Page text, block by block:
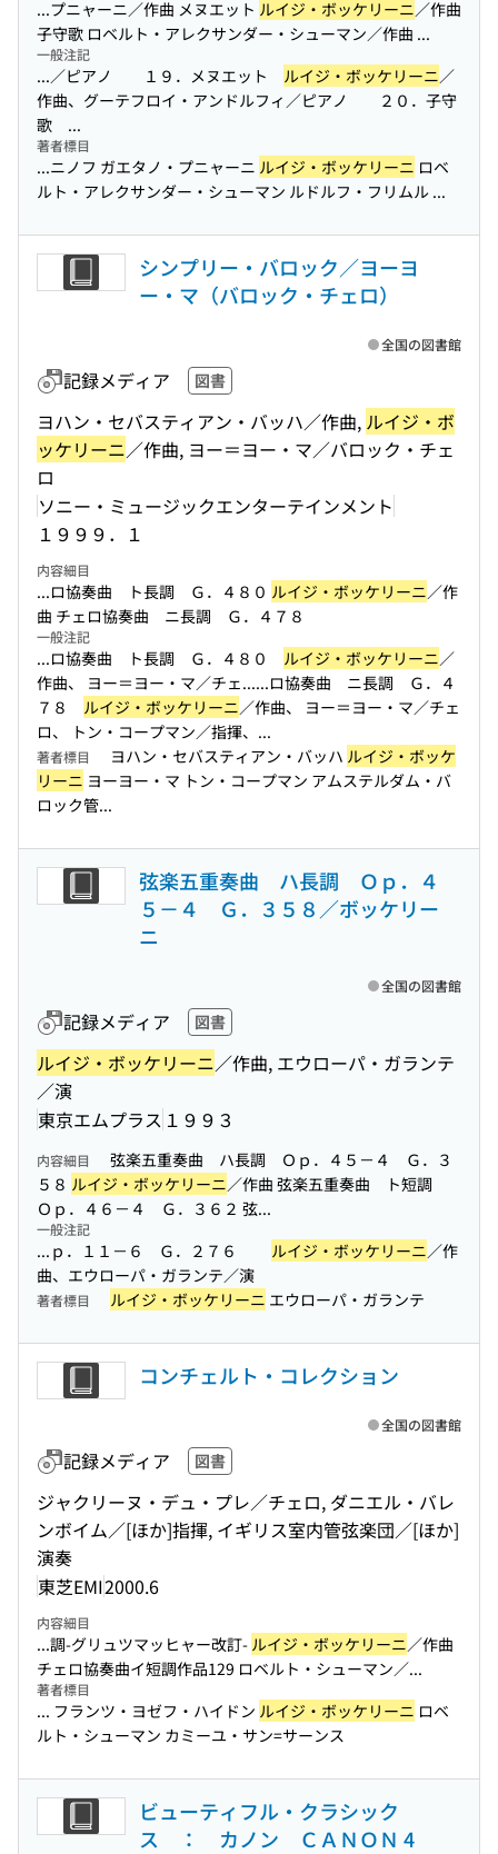
...プニャーニ／作曲 メヌエット ルイジ・ボッケリーニ／作曲
子守歌 ロベルト・アレクサンダー・シューマン／作曲 ...
一般注記
...／ピアノ １９．メヌエット ルイジ・ボッケリーニ／
作曲、グーテフロイ・アンドルフィ／ピアノ ２０．子守
歌 ...
著者標目
...ニノフ ガエタノ・プニャーニ ルイジ・ボッケリーニ ロベ
ルト・アレクサンダー・シューマン ルドルフ・フリムル ...
シンプリー・バロック／ヨーヨ
ー・マ（バロック・チェロ）
記録メディア 図書
ヨハン・セバスティアン・バッハ／作曲, ルイジ・ボ
ッケリーニ／作曲, ヨー＝ヨー・マ／バロック・チェ
ロ
ソニー・ミュージックエンターテインメント
１９９９．１
全国の図書館
内容細目
...ロ協奏曲 ト長調 Ｇ．４８０ ルイジ・ボッケリーニ／作
曲 チェロ協奏曲 ニ長調 Ｇ．４７８
一般注記
...ロ協奏曲 ト長調 Ｇ．４８０ ルイジ・ボッケリーニ／
作曲、 ヨー＝ヨー・マ／チェ......ロ協奏曲 ニ長調 Ｇ．４
７８ ルイジ・ボッケリーニ／作曲、 ヨー＝ヨー・マ／チェ
ロ、 トン・コープマン／指揮、...
著者標目 ヨハン・セバスティアン・バッハ ルイジ・ボッケ
リーニ ヨーヨー・マ トン・コープマン アムステルダム・バ
ロック管...
弦楽五重奏曲 ハ長調 Ｏｐ．４
５－４ Ｇ．３５８／ボッケリー
ニ
記録メディア 図書
ルイジ・ボッケリーニ／作曲, エウローパ・ガランテ
／演
東京エムプラス １９９３
全国の図書館
内容細目
弦楽五重奏曲 ハ長調 Ｏｐ．４５－４ Ｇ．３
５８ ルイジ・ボッケリーニ／作曲 弦楽五重奏曲 ト短調
Ｏｐ．４６－４ Ｇ．３６２ 弦...
一般注記
...ｐ．１１－６ Ｇ．２７６ ルイジ・ボッケリーニ／作
曲、エウローパ・ガランテ／演
著者標目 ルイジ・ボッケリーニ エウローパ・ガランテ
コンチェルト・コレクション
記録メディア 図書
ジャクリーヌ・デュ・プレ／チェロ, ダニエル・バレ
ンボイム／[ほか]指揮, イギリス室内管弦楽団／[ほか]
演奏
東芝EMI2000.6
全国の図書館
内容細目
...調-グリュツマッヒャー改訂- ルイジ・ボッケリーニ／作曲
チェロ協奏曲イ短調作品129 ロベルト・シューマン／...
著者標目
... フランツ・ヨゼフ・ハイドン ルイジ・ボッケリーニ ロベ
ルト・シューマン カミーユ・サン=サーンス
ビューティフル・クラシック
ス ： カノン ＣＡＮＯＮ 4